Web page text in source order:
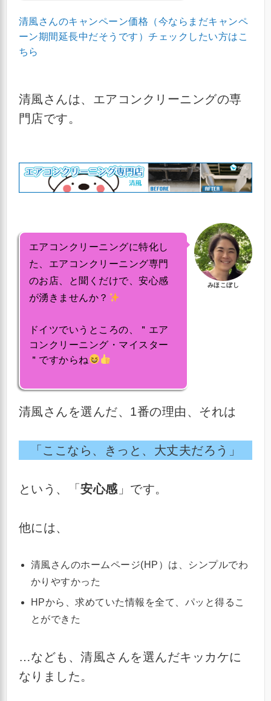
清風さんのキャンペーン価格（今ならまだキャンペ
ーン期間延長中だそうです）チェックしたい方はこ
ちら
清風さんは、エアコンクリーニングの専
門店です。
エアコンクリーニングに特化し
た、エアコンクリーニング専門
のお店、と聞くだけで、安心感
が湧きませんか？
ドイツでいうところの、＂エア
コンクリーニング・マイスター
＂ですからね
みほこぼし
清風さんを選んだ、1番の理由、それは
「ここなら、きっと、大丈夫だろう」
という、「安心感」です。
他には、
清風さんのホームページ(HP）は、シンプルでわ
かりやすかった
HPから、求めていた情報を全て、パッと得るこ
とができた
…なども、清風さんを選んだキッカケに
なりました。